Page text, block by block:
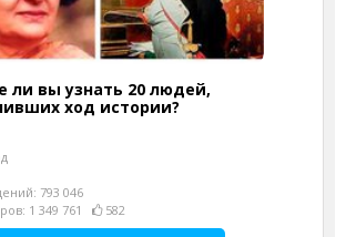
ли вы узнать 20 людей,
ход истории?
793 046
1 349 761
582